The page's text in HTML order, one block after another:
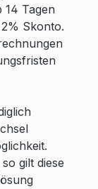
14 Tagen
Skonto.
gilt diese